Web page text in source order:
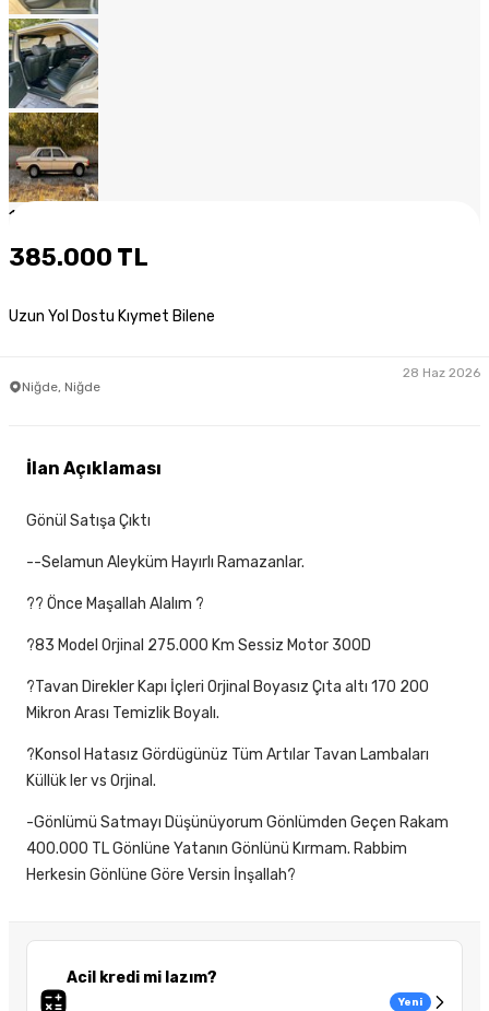
1
385.000 TL
Uzun Yol Dostu Kıymet Bilene
Niğde, Niğde
28 Haz 2026
Acil kredi mi lazım?
Yeni
İlan Açıklaması
Gönül Satışa Çıktı
--Selamun Aleyküm Hayırlı Ramazanlar.
?? Önce Maşallah Alalım ?
?83 Model Orjinal 275.000 Km Sessiz Motor 300D
?Tavan Direkler Kapı İçleri Orjinal Boyasız Çıta altı 170 200
Mikron Arası Temizlik Boyalı.
?Konsol Hatasız Gördügünüz Tüm Artılar Tavan Lambaları
Küllük ler vs Orjinal.
-Gönlümü Satmayı Düşünüyorum Gönlümden Geçen Rakam
400.000 TL Gönlüne Yatanın Gönlünü Kırmam. Rabbim
Herkesin Gönlüne Göre Versin İnşallah?